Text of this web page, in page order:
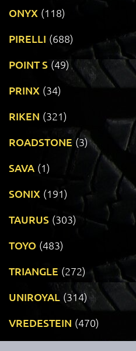
ONYX (118)
PIRELLI (688)
POINT S (49)
PRINX (34)
RIKEN (321)
ROADSTONE (3)
SAVA (1)
SONIX (191)
TAURUS (303)
TOYO (483)
TRIANGLE (272)
UNIROYAL (314)
VREDESTEIN (470)